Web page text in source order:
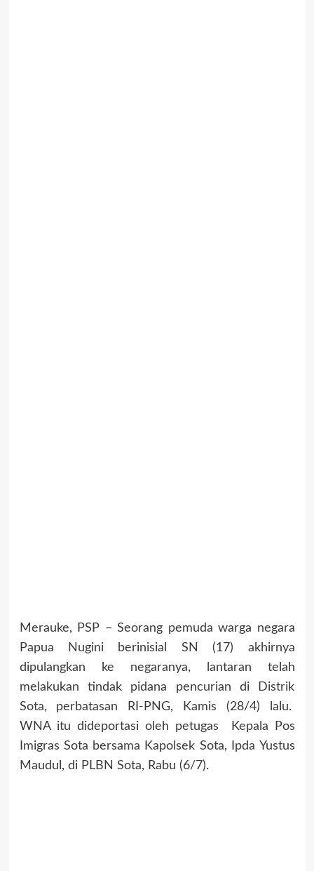
Merauke, PSP – Seorang pemuda warga negara
Papua Nugini berinisial SN (17) akhirnya
dipulangkan ke negaranya, lantaran telah
melakukan tindak pidana pencurian di Distrik
Sota, perbatasan RI-PNG, Kamis (28/4) lalu.
WNA itu dideportasi oleh petugas Kepala Pos
Imigras Sota bersama Kapolsek Sota, Ipda Yustus
Maudul, di PLBN Sota, Rabu (6/7).